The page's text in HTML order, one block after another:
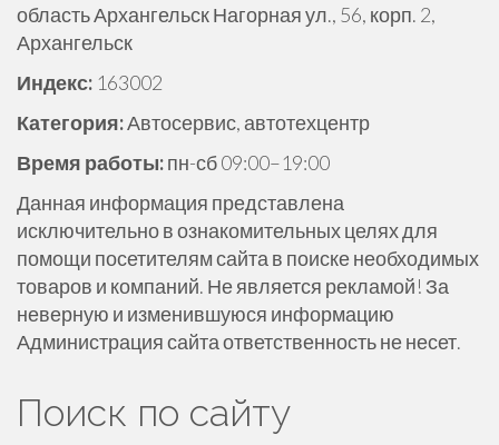
область Архангельск Нагорная ул., 56, корп. 2,
Архангельск
Индекс: 163002
Категория:Автосервис, автотехцентр
Время работы:пн-сб 09:00–19:00
Данная информация представлена
исключительно в ознакомительных целях для
помощи посетителям сайта в поиске необходимых
товаров и компаний. Не является рекламой! За
неверную и изменившуюся информацию
Администрация сайта ответственность не несет.
Поиск по сайту